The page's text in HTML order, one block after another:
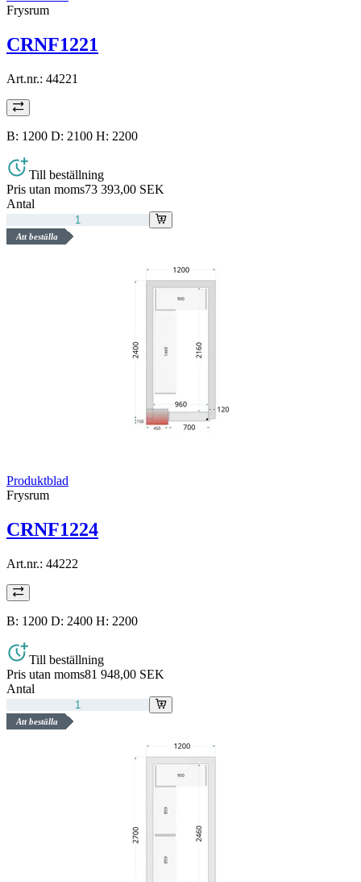
Frysrum
CRNF1221
Art.nr.: 44221
B: 1200 D: 2100 H: 2200
Till beställning
Pris utan moms73 393,00 SEK
Antal
Att beställa
Produktblad
Frysrum
CRNF1224
Art.nr.: 44222
B: 1200 D: 2400 H: 2200
Till beställning
Pris utan moms81 948,00 SEK
Antal
Att beställa